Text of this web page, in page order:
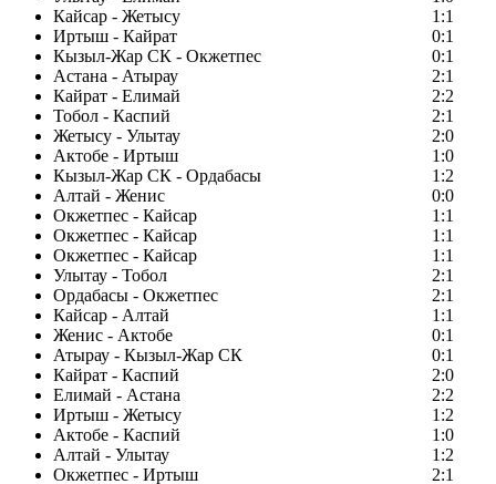
Кайсар - Жетысу
1:1
Иртыш - Кайрат
0:1
Кызыл-Жар СК - Окжетпес
0:1
Астана - Атырау
2:1
Кайрат - Елимай
2:2
Тобол - Каспий
2:1
Жетысу - Улытау
2:0
Актобе - Иртыш
1:0
Кызыл-Жар СК - Ордабасы
1:2
Алтай - Женис
0:0
Окжетпес - Кайсар
1:1
Окжетпес - Кайсар
1:1
Окжетпес - Кайсар
1:1
Улытау - Тобол
2:1
Ордабасы - Окжетпес
2:1
Кайсар - Алтай
1:1
Женис - Актобе
0:1
Атырау - Кызыл-Жар СК
0:1
Кайрат - Каспий
2:0
Елимай - Астана
2:2
Иртыш - Жетысу
1:2
Актобе - Каспий
1:0
Алтай - Улытау
1:2
Окжетпес - Иртыш
2:1